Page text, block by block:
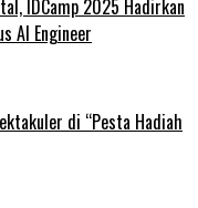
IDCamp 2025 Hadirkan
AI Engineer
di “Pesta Hadiah